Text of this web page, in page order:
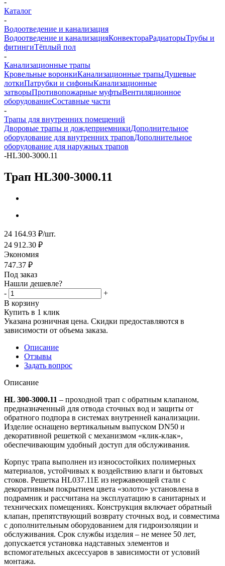
-
Каталог
-
Водоотведение и канализация
Водоотведение и канализацияКонвектораРадиаторыТрубы и
фитингиТёплый пол
-
Канализационные трапы
Кровельные воронкиКанализационные трапыДушевые
лоткиПатрубки и сифоныКанализационные
затворыПротивопожарные муфтыВентиляционное
оборудованиеСоставные части
-
Трапы для внутренних помещений
Дворовые трапы и дождеприемникиДополнительное
оборудование для внутренних траповДополнительное
оборудование для наружных трапов
-HL300-3000.11
Трап HL300-3000.11
24 164.93 ₽/шт.
24 912.30 ₽
Экономия
747.37 ₽
Под заказ
Нашли дешевле?
-
+
В корзину
Купить в 1 клик
Указана розничная цена. Скидки предоставляются в
зависимости от объема заказа.
Описание
Отзывы
Задать вопрос
Описание
HL 300-3000.11 – проходной трап с обратным клапаном,
предназначенный для отвода сточных вод и защиты от
обратного подпора в системах внутренней канализации.
Изделие оснащено вертикальным выпуском DN50 и
декоративной решеткой с механизмом «клик-клак»,
обеспечивающим удобный доступ для обслуживания.
Корпус трапа выполнен из износостойких полимерных
материалов, устойчивых к воздействию влаги и бытовых
стоков. Решетка HL037.11E из нержавеющей стали с
декоративным покрытием цвета «золото» установлена в
подрамник и рассчитана на эксплуатацию в санитарных и
технических помещениях. Конструкция включает обратный
клапан, препятствующий возврату сточных вод, и совместима
с дополнительным оборудованием для гидроизоляции и
обслуживания. Срок службы изделия – не менее 50 лет,
допускается установка надставных элементов и
вспомогательных аксессуаров в зависимости от условий
монтажа.